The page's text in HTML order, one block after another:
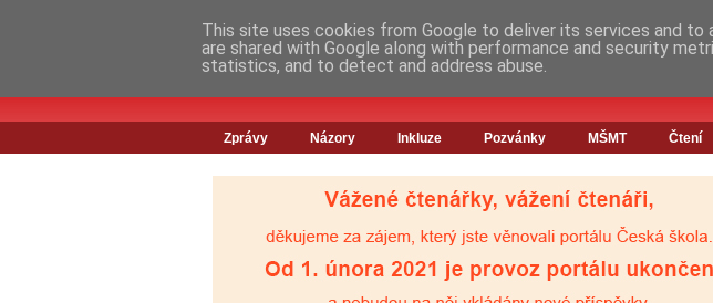
Zprávy Názory Inkluze Pozvánky MŠMT Čtení
This site uses cookies from Google to deliver its services and to
are shared with Google along with performance and security
statistics, and to detect and address abuse.